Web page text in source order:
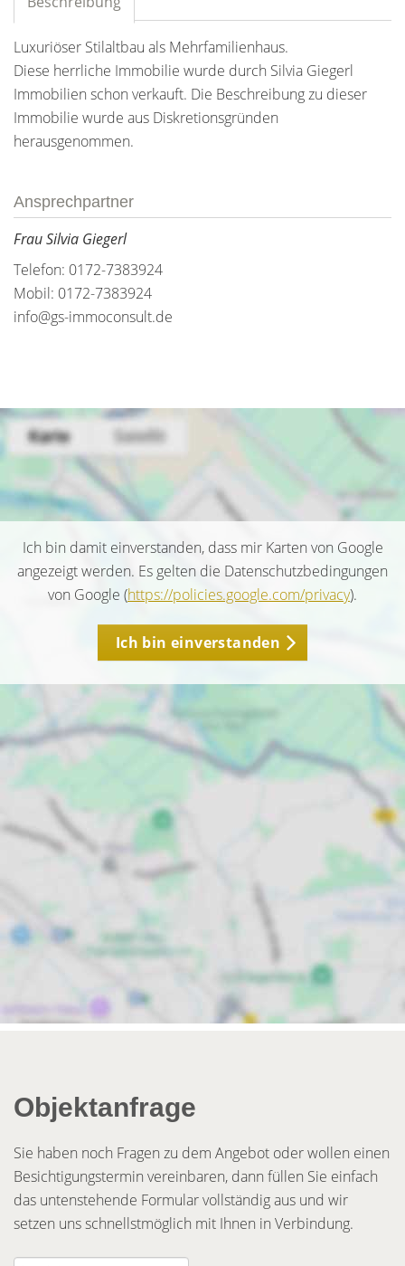
Luxuriöser Stilaltbau als Mehrfamilienhaus.
Diese herrliche Immobilie wurde durch Silvia Giegerl
Immobilien schon verkauft. Die Beschreibung zu dieser
Immobilie wurde aus Diskretionsgründen
herausgenommen.
Ansprechpartner
Frau Silvia Giegerl
Telefon: 0172-7383924
Mobil: 0172-7383924
info@gs-immoconsult.de
Ich bin damit einverstanden, dass mir Karten von Google
angezeigt werden. Es gelten die Datenschutzbedingungen
von Google (https://policies.google.com/privacy).
Ich bin einverstanden
Objektanfrage
Sie haben noch Fragen zu dem Angebot oder wollen einen
Besichtigungstermin vereinbaren, dann füllen Sie einfach
das untenstehende Formular vollständig aus und wir
setzen uns schnellstmöglich mit Ihnen in Verbindung.